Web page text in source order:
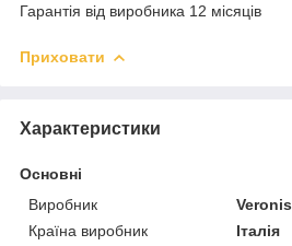
Гарантія від виробника 12 місяців
Приховати
Характеристики
Основні
Виробник
Veronis
Країна виробник
Італія